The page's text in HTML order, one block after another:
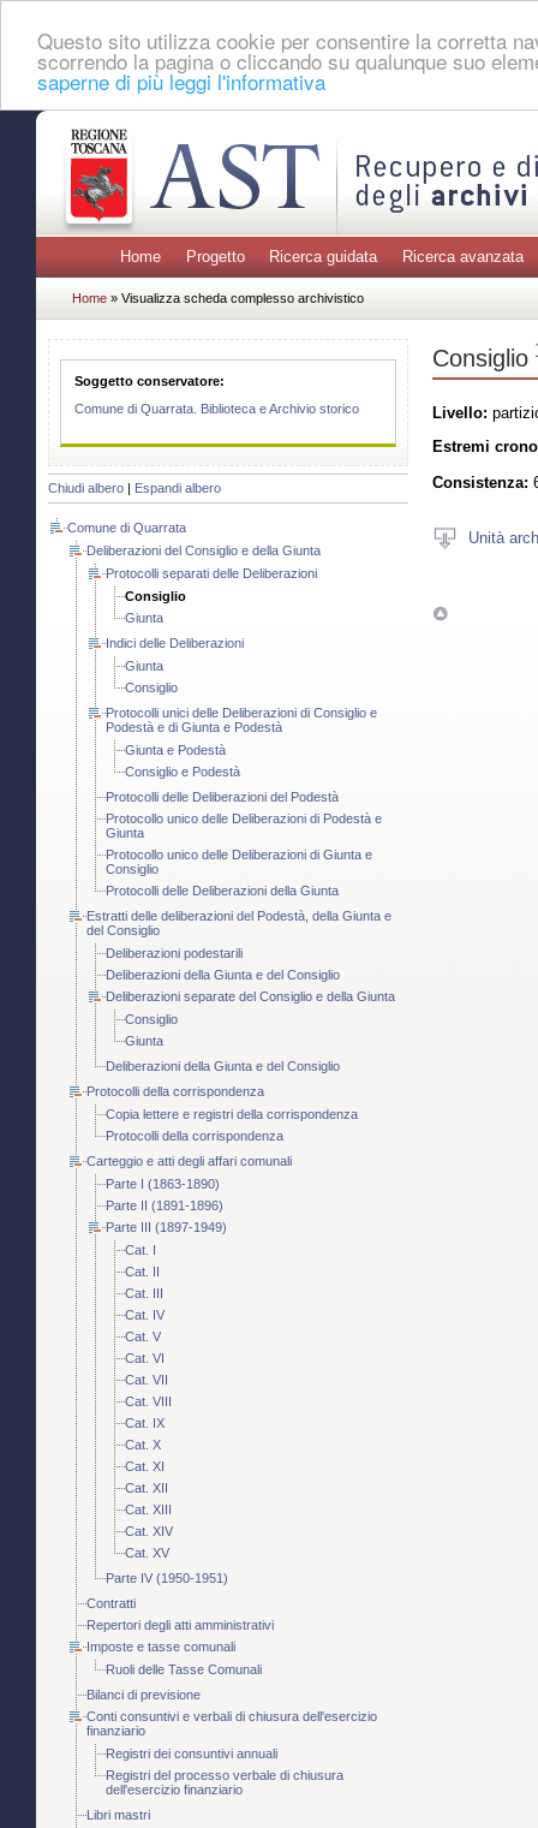
Questo sito utilizza cookie per consentire la corretta
scorrendo la pagina o cliccando su qualunque suo
saperne di più leggi l'informativa
Home Progetto Ricerca guidata Ricerca avanzata
Home » Visualizza scheda complesso archivistico
Soggetto conservatore:
Comune di Quarrata. Biblioteca e Archivio storico
Chiudi albero Espandi albero
Comune di Quarrata
Deliberazioni del Consiglio e della Giunta
Protocolli separati delle Deliberazioni
Consiglio
Giunta
Indici delle Deliberazioni
Giunta
Consiglio
Protocolli unici delle Deliberazioni di Consiglio e
Podestà e di Giunta e Podestà
Giunta e Podestà
Consiglio e Podestà
Protocolli delle Deliberazioni del Podestà
Protocollo unico delle Deliberazioni di Podestà e
Giunta
Protocollo unico delle Deliberazioni di Giunta e
Consiglio
Protocolli delle Deliberazioni della Giunta
Estratti delle deliberazioni del Podestà, della Giunta e
del Consiglio
Deliberazioni podestarili
Deliberazioni della Giunta e del Consiglio
Deliberazioni separate del Consiglio e della Giunta
Consiglio
Giunta
Deliberazioni della Giunta e del Consiglio
Protocolli della corrispondenza
Copia lettere e registri della corrispondenza
Protocolli della corrispondenza
Carteggio e atti degli affari comunali
Parte I (1863-1890)
Parte II (1891-1896)
Parte III (1897-1949)
Cat. I
Cat. II
Cat. III
Cat. IV
Cat. V
Cat. VI
Cat. VII
Cat. VIII
Cat. IX
Cat. X
Cat. XI
Cat. XII
Cat. XIII
Cat. XIV
Cat. XV
Parte IV (1950-1951)
Contratti
Repertori degli atti amministrativi
Imposte e tasse comunali
Ruoli delle Tasse Comunali
Bilanci di previsione
Conti consuntivi e verbali di chiusura dell'esercizio
finanziario
Registri dei consuntivi annuali
Registri del processo verbale di chiusura
dell'esercizio finanziario
Libri mastri
Consiglio
Livello:
Estremi
Consistenza:
Unità